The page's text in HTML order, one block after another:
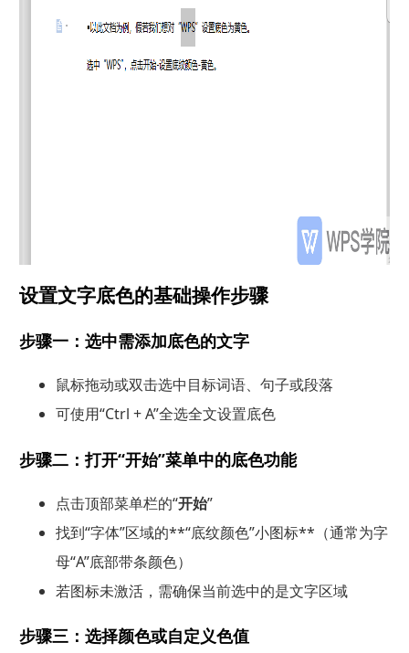
设置文字底色的基础操作步骤
步骤一：选中需添加底色的文字
鼠标拖动或双击选中目标词语、句子或段落
可使用“Ctrl + A”全选全文设置底色
步骤二：打开“开始”菜单中的底色功能
点击顶部菜单栏的“开始”
找到“字体”区域的**“底纹颜色”小图标**（通常为字
母“A”底部带条颜色）
若图标未激活，需确保当前选中的是文字区域
步骤三：选择颜色或自定义色值